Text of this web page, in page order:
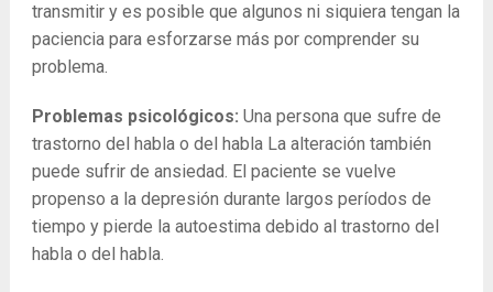
transmitir y es posible que algunos ni siquiera tengan la
paciencia para esforzarse más por comprender su
problema.
Problemas psicológicos: Una persona que sufre de
trastorno del habla o del habla La alteración también
puede sufrir de ansiedad. El paciente se vuelve
propenso a la depresión durante largos períodos de
tiempo y pierde la autoestima debido al trastorno del
habla o del habla.